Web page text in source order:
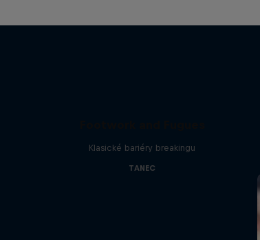
Klasické bariéry breakingu
TANEC